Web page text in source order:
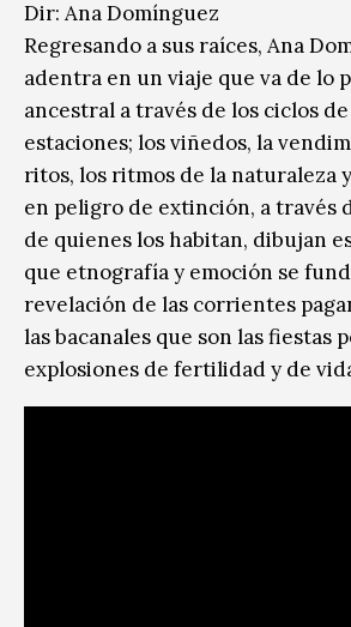
Dir: Ana Domínguez
Regresando a sus raíces, Ana
adentra en un viaje que va de lo
ancestral a través de los ciclos
estaciones; los viñedos, la
ritos, los ritmos de la naturaleza
en peligro de extinción, a través
de quienes los habitan, dibujan
que etnografía y emoción se
revelación de las corrientes
las bacanales que son las fiestas
explosiones de fertilidad y de